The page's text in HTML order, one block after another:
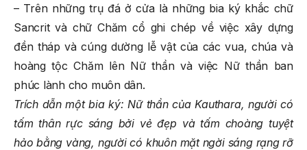
– Trên những trụ đá ở cửa là những bia ký khắc chữ
Sancrit và chữ Chăm cổ ghi chép về việc xây dựng
đền tháp và cúng dường lễ vật của các vua, chúa và
hoàng tộc Chăm lên Nữ thần và việc Nữ thần ban
phúc lành cho muôn dân.
Trích dẫn một bia ký: Nữ thần của Kauthara, người có
tấm thân rực sáng bởi vẻ đẹp và tấm choàng tuyệt
hảo bằng vàng, người có khuôn mặt ngời sáng rạng rỡ